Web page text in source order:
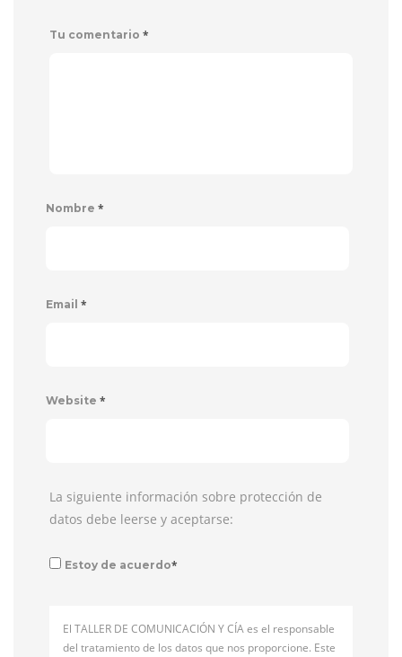
Tu comentario *
Nombre *
Email *
Website *
La siguiente información sobre protección de
datos debe leerse y aceptarse:
Estoy de acuerdo*
El TALLER DE COMUNICACIÓN Y CÍA es el responsable
del tratamiento de los datos que nos proporcione. Este